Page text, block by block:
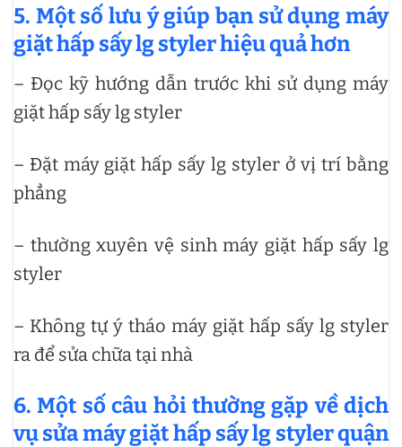
5. Một số lưu ý giúp bạn sử dụng máy
giặt hấp sấy lg styler hiệu quả hơn
– Đọc kỹ hướng dẫn trước khi sử dụng máy
giặt hấp sấy lg styler
– Đặt máy giặt hấp sấy lg styler ở vị trí bằng
phẳng
– thường xuyên vệ sinh máy giặt hấp sấy lg
styler
– Không tự ý tháo máy giặt hấp sấy lg styler
ra để sửa chữa tại nhà
6. Một số câu hỏi thường gặp về dịch
vụ sửa máy giặt hấp sấy lg styler quận